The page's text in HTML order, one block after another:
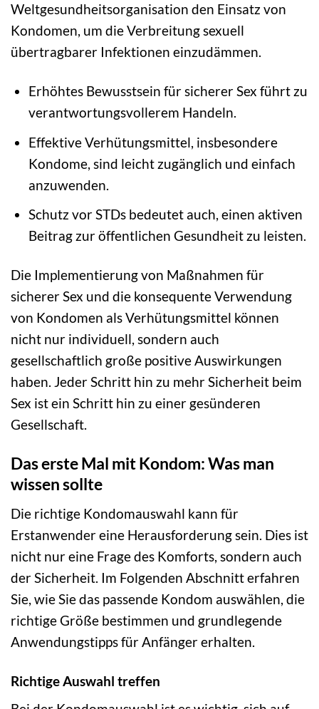
Weltgesundheitsorganisation den Einsatz von
Kondomen, um die Verbreitung sexuell
übertragbarer Infektionen einzudämmen.
Erhöhtes Bewusstsein für sicherer Sex führt zu
verantwortungsvollerem Handeln.
Effektive Verhütungsmittel, insbesondere
Kondome, sind leicht zugänglich und einfach
anzuwenden.
Schutz vor STDs bedeutet auch, einen aktiven
Beitrag zur öffentlichen Gesundheit zu leisten.
Die Implementierung von Maßnahmen für
sicherer Sex und die konsequente Verwendung
von Kondomen als Verhütungsmittel können
nicht nur individuell, sondern auch
gesellschaftlich große positive Auswirkungen
haben. Jeder Schritt hin zu mehr Sicherheit beim
Sex ist ein Schritt hin zu einer gesünderen
Gesellschaft.
Das erste Mal mit Kondom: Was man
wissen sollte
Die richtige Kondomauswahl kann für
Erstanwender eine Herausforderung sein. Dies ist
nicht nur eine Frage des Komforts, sondern auch
der Sicherheit. Im Folgenden Abschnitt erfahren
Sie, wie Sie das passende Kondom auswählen, die
richtige Größe bestimmen und grundlegende
Anwendungstipps für Anfänger erhalten.
Richtige Auswahl treffen